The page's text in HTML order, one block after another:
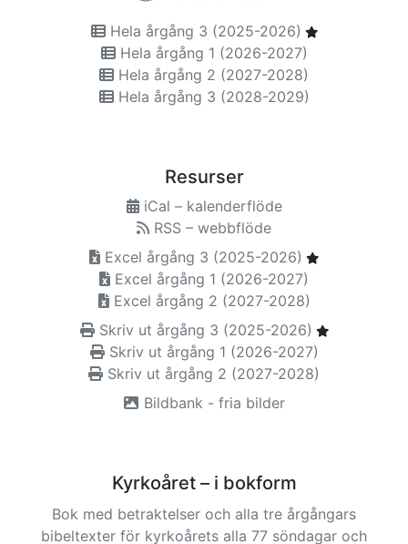
Hela årgång 3 (2025-2026)
Hela årgång 1 (2026-2027)
Hela årgång 2 (2027-2028)
Hela årgång 3 (2028-2029)
Resurser
iCal – kalenderflöde
RSS – webbflöde
Excel årgång 3 (2025-2026)
Excel årgång 1 (2026-2027)
Excel årgång 2 (2027-2028)
Skriv ut årgång 3 (2025-2026)
Skriv ut årgång 1 (2026-2027)
Skriv ut årgång 2 (2027-2028)
Bildbank - fria bilder
Kyrkoåret – i bokform
Bok med betraktelser och alla tre årgångars
bibeltexter för kyrkoårets alla 77 söndagar och